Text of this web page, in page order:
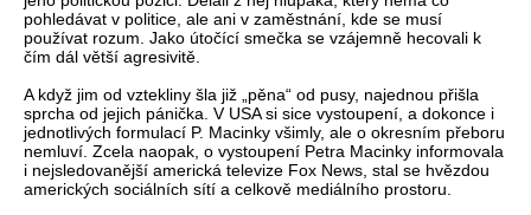
pohledávat v politice, ale ani v zaměstnání, kde se musí
používat rozum. Jako útočící smečka se vzájemně hecovali k
čím dál větší agresivitě.
A když jim od vztekliny šla již „pěna“ od pusy, najednou přišla
sprcha od jejich pánička. V USA si sice vystoupení, a dokonce i
jednotlivých formulací P. Macinky všimly, ale o okresním přeboru
nemluví. Zcela naopak, o vystoupení Petra Macinky informovala
i nejsledovanější americká televize Fox News, stal se hvězdou
amerických sociálních sítí a celkově mediálního prostoru.